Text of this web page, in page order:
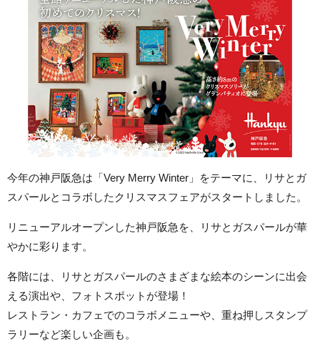
今年の神戸阪急は「Very Merry Winter」をテーマに、リサとガ
スパールとコラボしたクリスマスフェアがスタートしました。
リニューアルオープンした神戸阪急を、リサとガスパールが華
やかに彩ります。
各階には、リサとガスパールのさまざまな絵本のシーンに出会
える演出や、フォトスポットが登場！
レストラン・カフェでのコラボメニューや、重ね押しスタンプ
ラリーなど楽しい企画も。